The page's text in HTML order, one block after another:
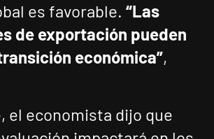
es favorable. “Las
de exportación pueden
económica”,
el economista dijo que